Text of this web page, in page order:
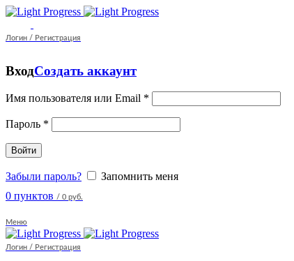
Логин / Регистрация
ВходСоздать аккаунт
Имя пользователя или Email *
Пароль *
Войти
Забыли пароль?
Запомнить меня
0 пунктов / 0 руб.
Меню
Логин / Регистрация